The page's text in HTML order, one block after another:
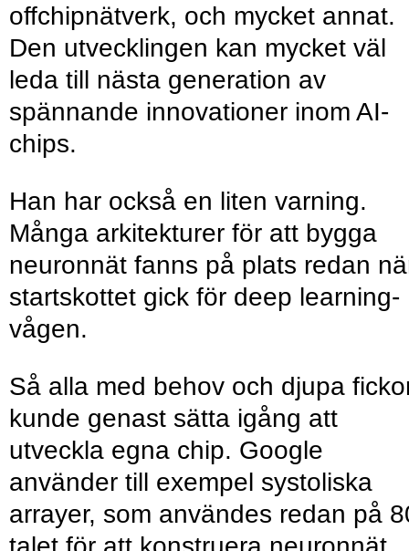
offchipnätverk, och mycket annat.
Den utvecklingen kan mycket väl
leda till nästa generation av
spännande innovationer inom AI-
chips.
Han har också en liten varning.
Många arkitekturer för att bygga
neuronnät fanns på plats redan
startskottet gick för deep learning-
vågen.
Så alla med behov och djupa
kunde genast sätta igång att
utveckla egna chip. Google
använder till exempel systoliska
arrayer, som användes redan på